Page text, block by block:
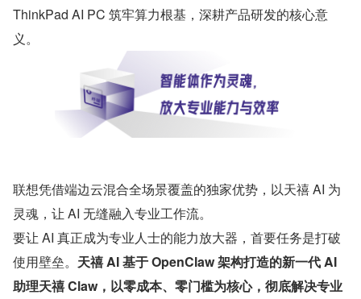
ThinkPad AI PC 筑牢算力根基，深耕产品研发的核心意
义。
联想凭借端边云混合全场景覆盖的独家优势，以天禧 AI 为
灵魂，让 AI 无缝融入专业工作流。
要让 AI 真正成为专业人士的能力放大器，首要任务是打破
使用壁垒。 天禧 AI 基于 OpenClaw 架构打造的新一代 AI
助理天禧 Claw，以零成本、零门槛为核心，彻底解决专业